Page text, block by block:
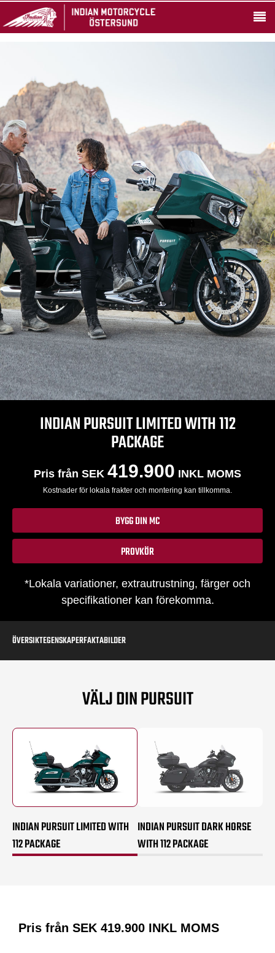
INDIAN PURSUIT LIMITED WITH 112
PACKAGE
Pris från SEK 419.900 INKL MOMS
Kostnader för lokala frakter och montering kan tillkomma.
BYGG DIN MC
PROVKÖR
*Lokala variationer, extrautrustning, färger och
specifikationer kan förekomma.
ÖVERSIKTEGENSKAPERFAKTABILDER
VÄLJ DIN PURSUIT
INDIAN PURSUIT LIMITED WITH
112 PACKAGE
INDIAN PURSUIT DARK HORSE
WITH 112 PACKAGE
Pris från SEK 419.900 INKL MOMS